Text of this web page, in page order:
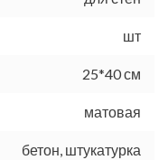
шт
25*40 см
матовая
бетон, штукатурка